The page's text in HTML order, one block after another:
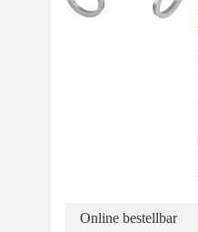
Online bestellbar